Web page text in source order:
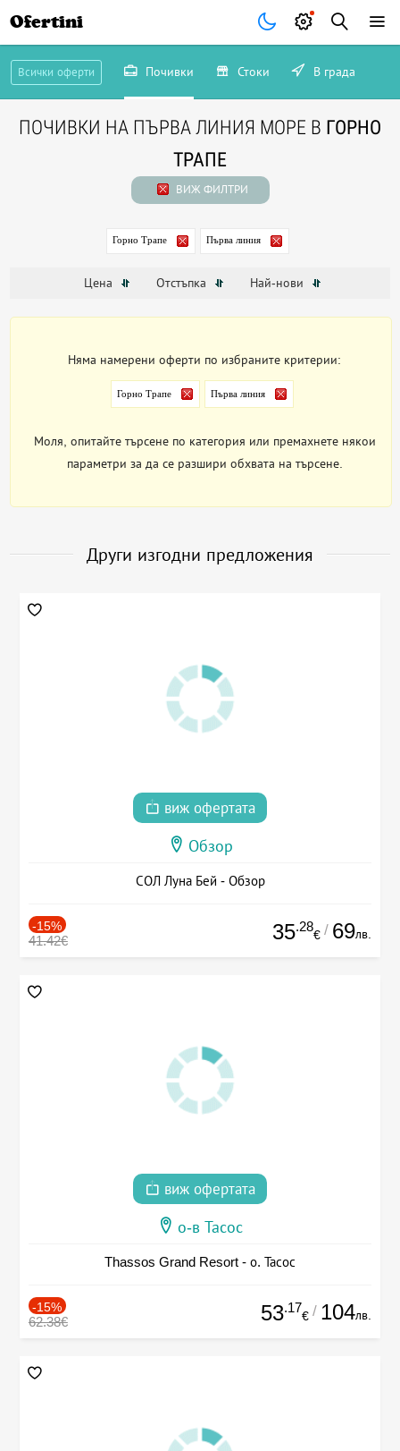
Ofertini
Всички оферти Почивки Стоки В града
ПОЧИВКИ НА ПЪРВА ЛИНИЯ МОРЕ В ГОРНО
ТРАПЕ
ВИЖ ФИЛТРИ
Горно Трапе Първа линия
Цена Отстъпка Най-нови
Няма намерени оферти по избраните критерии:
Горно Трапе Първа линия
Моля, опитайте търсене по категория или премахнете някои
параметри за да се разшири обхвата на търсене.
Други изгодни предложения
виж офертата
Обзор
СОЛ Луна Бей - Обзор
-15%
41.42€ 35.28
€ / 69лв.
виж офертата
о-в Тасос
Thassos Grand Resort - о. Тасос
-15%
62.38€ 53.17
€ / 104лв.